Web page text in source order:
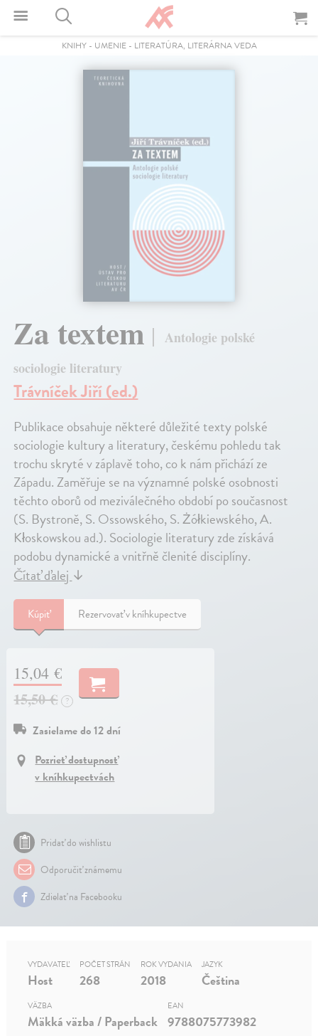
KNIHY- UMENIE- LITERATÚRA, LITERÁRNA VEDA
Za textem
Antologie polské
sociologie literatury
Trávníček Jiří (ed.)
Publikace obsahuje některé důležité texty polské
sociologie kultury a literatury, českému pohledu tak
trochu skryté v záplavě toho, co k nám přichází ze
Západu. Zaměřuje se na významné polské osobnosti
těchto oborů od meziválečného období po současnost
(S. Bystroně, S. Ossowského, S. Żółkiewského, A.
Kłoskowskou ad.). Sociologie literatury zde získává
podobu dynamické a vnitřně členité disciplíny.
Čítať ďalej↓
Kúpiť Rezervovať v kníhkupectve
15,04 €
15,50 €
?
Zasielame do 12 dní
Pozrieť dostupnosť
v kníhkupectvách
Pridať do wishlistu
Odporučiť známemu
Zdielať na Facebooku
VYDAVATEĽ
Host
POČET STRÁN
268
ROK VYDANIA
2018
JAZYK
Čeština
VÄZBA
Mäkká väzba / Paperback
EAN
9788075773982